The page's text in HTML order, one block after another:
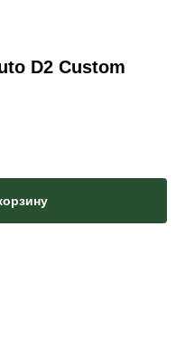
D2 Custom